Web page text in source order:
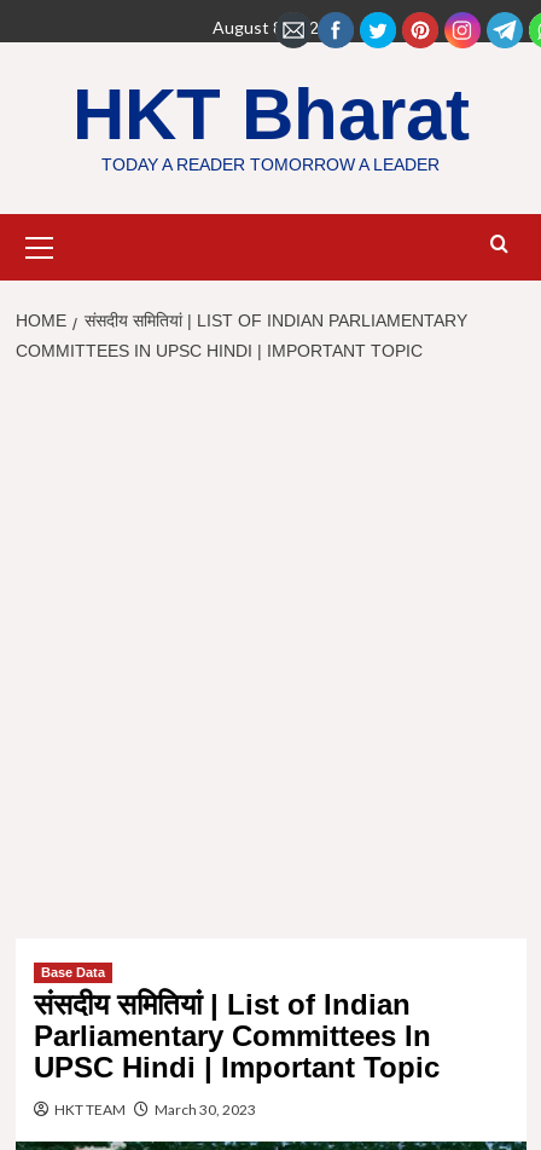
to
August 8, 2026
HKT Bharat
TODAY A READER TOMORROW A LEADER
Menu
HOME
संसदीय समितियां | LIST OF INDIAN PARLIAMENTARY
COMMITTEES IN UPSC HINDI | IMPORTANT TOPIC
Base Data
संसदीय समितियां | List of Indian
Parliamentary Committees In
UPSC Hindi | Important Topic
HKT TEAM March 30, 2023